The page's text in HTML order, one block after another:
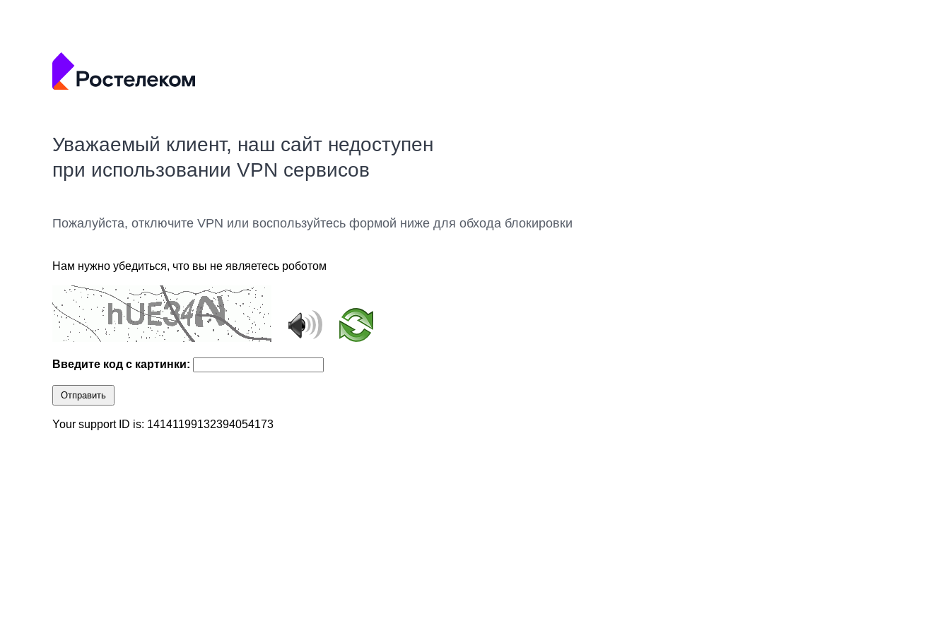
Уважаемый клиент, наш сайт недоступен
при использовании VPN сервисов
Пожалуйста, отключите VPN или воспользуйтесь формой ниже для обхода блокировки
Нам нужно убедиться, что вы не являетесь роботом
Введите код с картинки:
Отправить
Your support ID is: 14141199132394054173